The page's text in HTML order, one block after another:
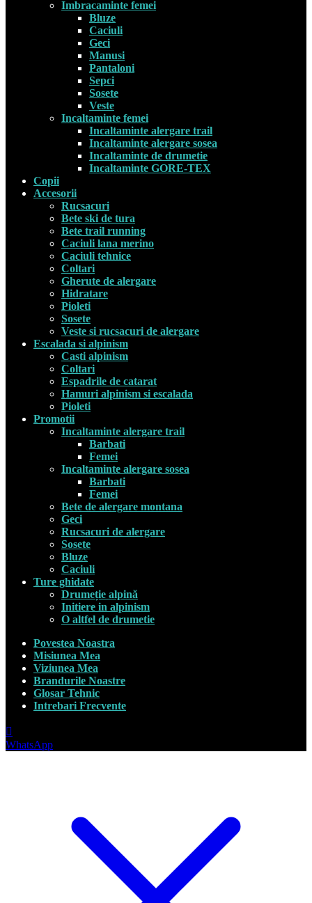
Imbracaminte femei
Bluze
Caciuli
Geci
Manusi
Pantaloni
Sepci
Sosete
Veste
Incaltaminte femei
Incaltaminte alergare trail
Incaltaminte alergare sosea
Incaltaminte de drumetie
Incaltaminte GORE-TEX
Copii
Accesorii
Rucsacuri
Bete ski de tura
Bete trail running
Caciuli lana merino
Caciuli tehnice
Coltari
Gherute de alergare
Hidratare
Pioleti
Sosete
Veste si rucsacuri de alergare
Escalada si alpinism
Casti alpinism
Coltari
Espadrile de catarat
Hamuri alpinism si escalada
Pioleti
Promotii
Incaltaminte alergare trail
Barbati
Femei
Incaltaminte alergare sosea
Barbati
Femei
Bete de alergare montana
Geci
Rucsacuri de alergare
Sosete
Bluze
Caciuli
Ture ghidate
Drumeție alpină
Initiere in alpinism
O altfel de drumetie
Povestea Noastra
Misiunea Mea
Viziunea Mea
Brandurile Noastre
Glosar Tehnic
Intrebari Frecvente
WhatsApp